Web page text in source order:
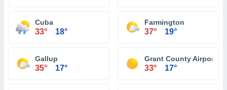
Cuba
33° 18°
Farmington
37° 19°
Gallup
35° 17°
Grant County Airport
33° 17°